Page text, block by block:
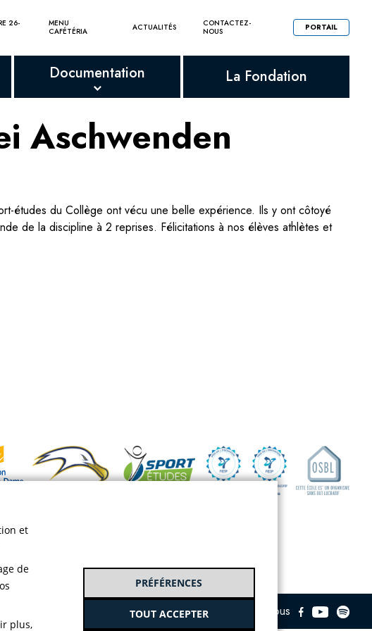
26-
MENU
CAFÉTÉRIA
ACTUALITÉS
CONTACTEZ-
NOUS
PORTAIL
Documentation La Fondation
Aschwenden
études du Collège ont vécu une belle expérience. Ils y ont côtoyé
de la discipline à 2 reprises. Félicitations à nos élèves athlètes et
Suivez-nous
et
de
plus,
PRÉFÉRENCES
TOUT ACCEPTER